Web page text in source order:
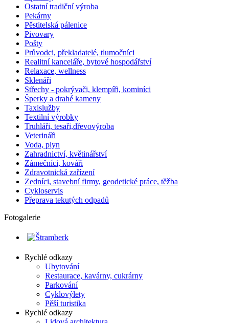
Ostatní tradiční výroba
Pekárny
Pěstitelská pálenice
Pivovary
Pošty
Průvodci, překladatelé, tlumočníci
Realitní kanceláře, bytové hospodářství
Relaxace, wellness
Sklenáři
Střechy - pokrývači, klempíři, kominíci
Šperky a drahé kameny
Taxislužby
Textilní výrobky
Truhláři, tesaři,dřevovýroba
Veterináři
Voda, plyn
Zahradnictví, květinářství
Zámečníci, kováři
Zdravotnická zařízení
Zedníci, stavební firmy, geodetické práce, těžba
Cykloservis
Přeprava tekutých odpadů
Fotogalerie
Rychlé odkazy
Ubytování
Restaurace, kavárny, cukrárny
Parkování
Cyklovýlety
Pěší turistika
Rychlé odkazy